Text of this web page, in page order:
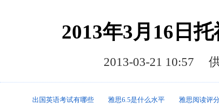
2013年3月16日
2013-03-21 10:57
出国英语考试有哪些 雅思6.5是什么水平 雅思阅读评